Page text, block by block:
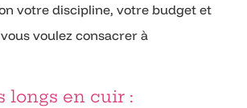
votre discipline, votre budget et
voulez consacrer à
longs en cuir :